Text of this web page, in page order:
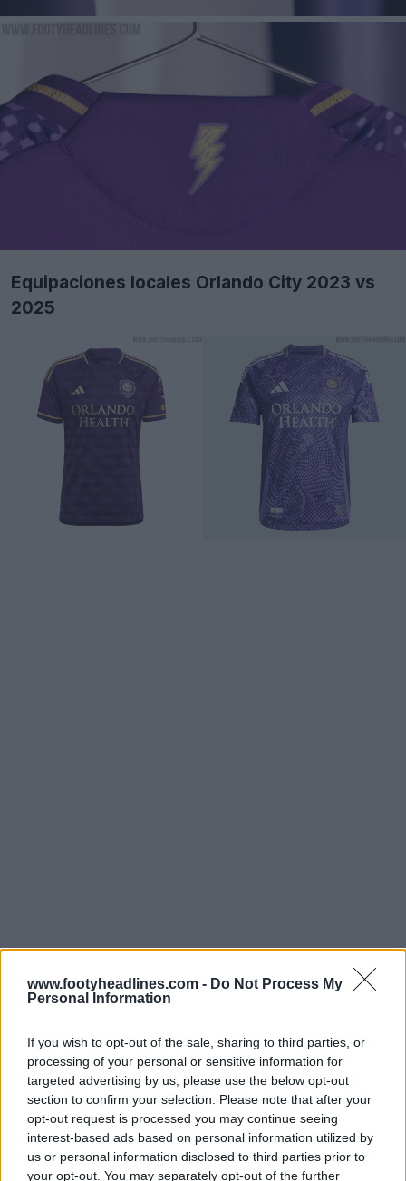
www.footyheadlines.com - Do Not Process My
Personal Information
If you wish to opt-out of the sale, sharing to third parties, or
processing of your personal or sensitive information for
targeted advertising by us, please use the below opt-out
section to confirm your selection. Please note that after your
opt-out request is processed you may continue seeing
interest-based ads based on personal information utilized by
us or personal information disclosed to third parties prior to
your opt-out. You may separately opt-out of the further
Equipaciones locales Orlando City 2023 vs
2025
Orlando City 2025 es el estampado integral inspirado en
la naturaleza impredecible del clima de Florida y los
huracanes. También se puede encontrar un símbolo
parecido a un huracán en el dobladillo inferior
izquierdo. Un rayo "407" en la nuca rinde homenaje al
prefijo telefónico de la ciudad.